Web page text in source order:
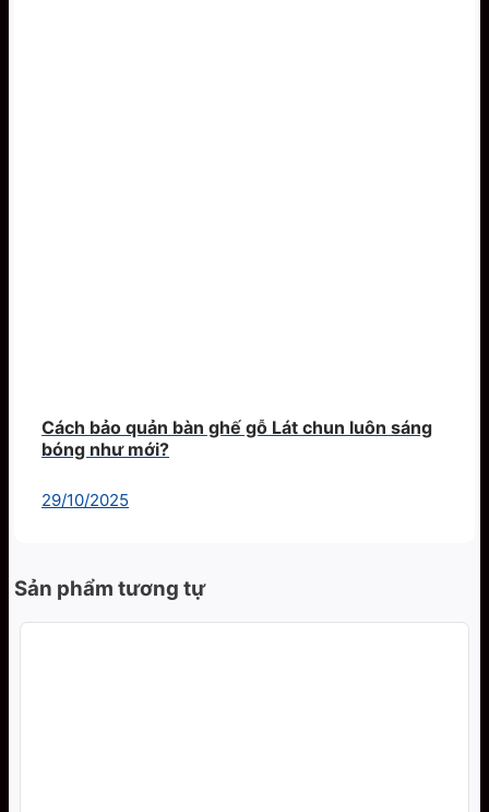
Cách bảo quản bàn ghế gỗ Lát chun luôn sáng
bóng như mới?
29/10/2025
Sản phẩm tương tự